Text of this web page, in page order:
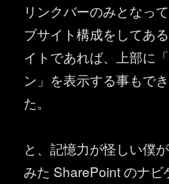
リンクバーのみとなっ
ブサイト構成をしてあ
イトであれば、上部に
ン」を表示する事もで
た。
と、記憶力が怪しい僕
みた SharePoint のナビ